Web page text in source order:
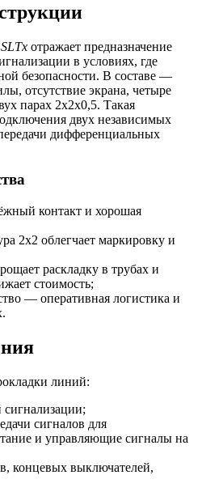
отражает предназначение
в условиях, где
безопасности. В составе —
отсутствие экрана, четыре
парах 2x2x0,5. Такая
двух независимых
дифференциальных
контакт и хорошая
2x2 облегчает маркировку и
раскладку в трубах и
стоимость;
— оперативная логистика и
линий:
сигналов для
и управляющие сигналы на
концевых выключателей,